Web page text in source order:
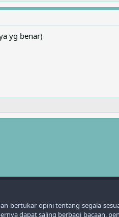
yg benar)
bertukar opini tentang segala
dapat saling berbagi bacaan,